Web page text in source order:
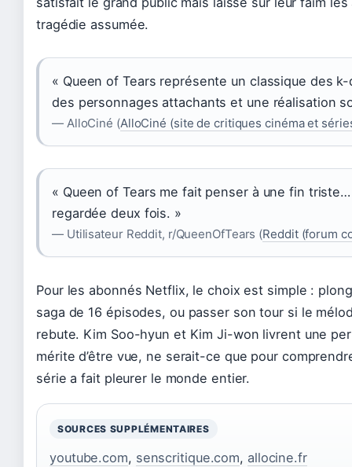
tragédie assumée.
« Queen of Tears représente un classique des
des personnages attachants et une réalisation
— AlloCiné (AlloCiné (site de critiques cinéma et
« Queen of Tears me fait penser à une fin triste…
regardée deux fois. »
— Utilisateur Reddit, r/QueenOfTears (Reddit (forum
Pour les abonnés Netflix, le choix est simple :
saga de 16 épisodes, ou passer son tour si le
rebute. Kim Soo-hyun et Kim Ji-won livrent une
mérite d’être vue, ne serait-ce que pour
série a fait pleurer le monde entier.
SOURCES SUPPLÉMENTAIRES
youtube.com, senscritique.com, allocine.fr